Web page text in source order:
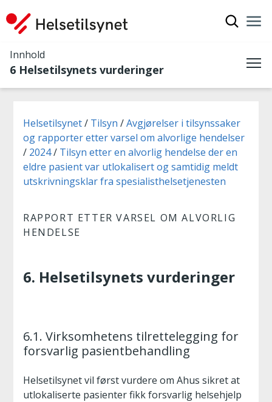
Innhold
6 Helsetilsynets vurderinger
Du er her:
Helsetilsynet Tilsyn
Avgjørelser i tilsynssaker
og rapporter etter varsel om alvorlige hendelser
2024
Tilsyn etter en alvorlig hendelse der en
eldre pasient var utlokalisert og samtidig meldt
utskrivningsklar fra spesialisthelsetjenesten
RAPPORT ETTER VARSEL OM ALVORLIG
HENDELSE
6. Helsetilsynets vurderinger
6.1. Virksomhetens tilrettelegging for
forsvarlig pasientbehandling
Helsetilsynet vil først vurdere om Ahus sikret at
utlokaliserte pasienter fikk forsvarlig helsehjelp